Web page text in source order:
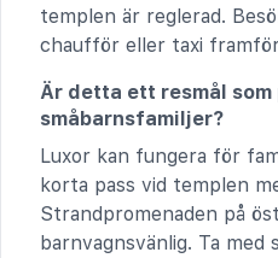
templen är reglerad.
chaufför eller taxi
Är detta ett resmål
småbarnsfamiljer?
Luxor kan fungera för
korta pass vid templen
Strandpromenaden på
barnvagnsvänlig. Ta